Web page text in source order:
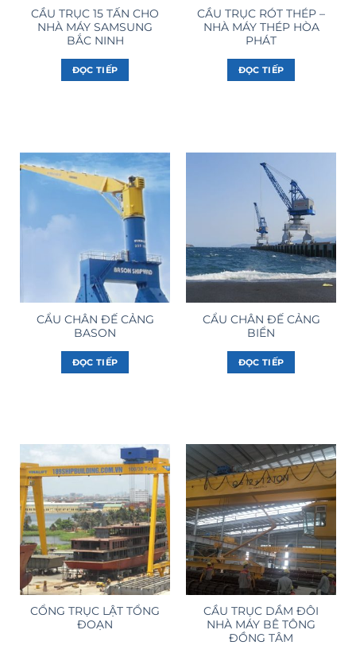
CẦU TRỤC 15 TẤN CHO
NHÀ MÁY SAMSUNG
BẮC NINH
ĐỌC TIẾP
CẦU TRỤC RÓT THÉP –
NHÀ MÁY THÉP HÒA
PHÁT
ĐỌC TIẾP
CẨU CHÂN ĐẾ CẢNG
BASON
ĐỌC TIẾP
CẨU CHÂN ĐẾ CẢNG
BIỂN
ĐỌC TIẾP
CỔNG TRỤC LẬT TỔNG
ĐOẠN
CẦU TRỤC DẦM ĐÔI
NHÀ MÁY BÊ TÔNG
ĐỒNG TÂM